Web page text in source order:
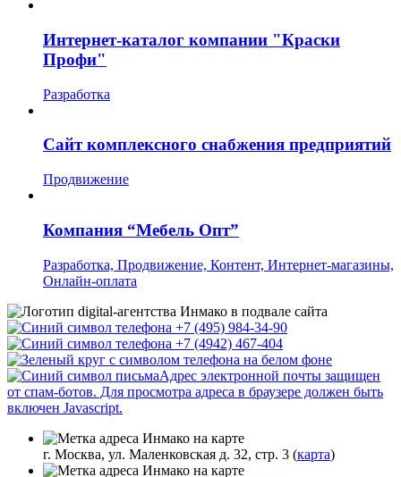
Интернет-каталог компании "Краски
Профи"
Разработка
Сайт комплексного снабжения предприятий
Продвижение
Компания “Мебель Опт”
Разработка, Продвижение, Контент, Интернет-магазины,
Онлайн-оплата
+7 (495) 984-34-90
+7 (4942) 467-404
Адрес электронной почты защищен
от спам-ботов. Для просмотра адреса в браузере должен быть
включен Javascript.
г. Москва, ул. Маленковская д. 32, стр. 3 (карта)